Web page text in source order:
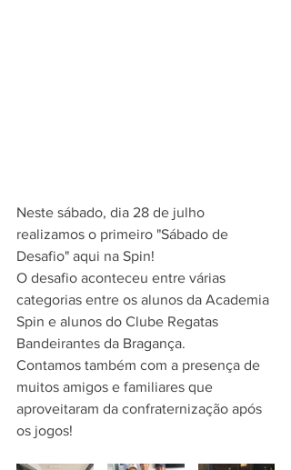
Neste sábado, dia 28 de julho
realizamos o primeiro "Sábado de
Desafio" aqui na Spin!
O desafio aconteceu entre várias
categorias entre os alunos da Academia
Spin e alunos do Clube Regatas
Bandeirantes da Bragança.
Contamos também com a presença de
muitos amigos e familiares que
aproveitaram da confraternização após
os jogos!